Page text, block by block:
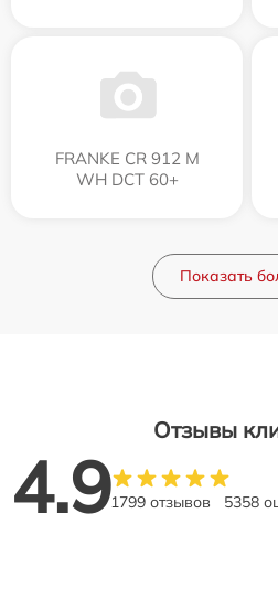
FRANKE CR 912 M
WH DCT 60+
Показать
Отзывы
4.91799 отзывов 5358